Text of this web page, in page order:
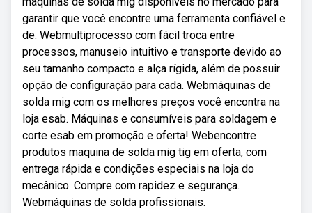
garantir que você encontre uma ferramenta confiável e
de. Webmultiprocesso com fácil troca entre
processos, manuseio intuitivo e transporte devido ao
seu tamanho compacto e alça rígida, além de possuir
opção de configuração para cada. Webmáquinas de
solda mig com os melhores preços você encontra na
loja esab. Máquinas e consumíveis para soldagem e
corte esab em promoção e oferta! Webencontre
produtos maquina de solda mig tig em oferta, com
entrega rápida e condições especiais na loja do
mecânico. Compre com rapidez e segurança.
Webmáquinas de solda profissionais.